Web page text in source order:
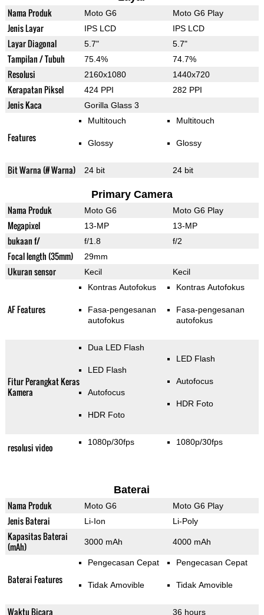
Nama Produk Moto G6 Moto G6 Play
Jenis Layar IPS LCD IPS LCD
Layar Diagonal 5.7" 5.7"
Tampilan / Tubuh 75.4% 74.7%
Resolusi 2160x1080 1440x720
Kerapatan Piksel 424 PPI 282 PPI
Jenis Kaca Gorilla Glass 3
Features
Multitouch
Glossy
Multitouch
Glossy
Bit Warna (# Warna) 24 bit 24 bit
Primary Camera
Nama Produk Moto G6 Moto G6 Play
Megapixel 13-MP 13-MP
bukaan f/ f/1.8 f/2
Focal length (35mm) 29mm
Ukuran sensor Kecil Kecil
AF Features
Kontras Autofokus
Fasa-pengesanan
autofokus
Kontras Autofokus
Fasa-pengesanan
autofokus
Fitur Perangkat Keras
Kamera
Dua LED Flash
LED Flash
Autofocus
HDR Foto
LED Flash
Autofocus
HDR Foto
resolusi video 1080p/30fps 1080p/30fps
Baterai
Nama Produk Moto G6 Moto G6 Play
Jenis Baterai Li-Ion Li-Poly
Kapasitas Baterai
(mAh)
3000 mAh 4000 mAh
Baterai Features
Pengecasan Cepat
Tidak Amovible
Pengecasan Cepat
Tidak Amovible
Waktu Bicara 36 hours